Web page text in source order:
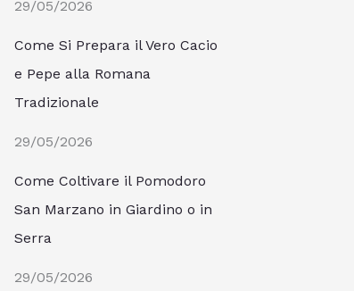
29/05/2026
Come Si Prepara il Vero Cacio
e Pepe alla Romana
Tradizionale
29/05/2026
Come Coltivare il Pomodoro
San Marzano in Giardino o in
Serra
29/05/2026